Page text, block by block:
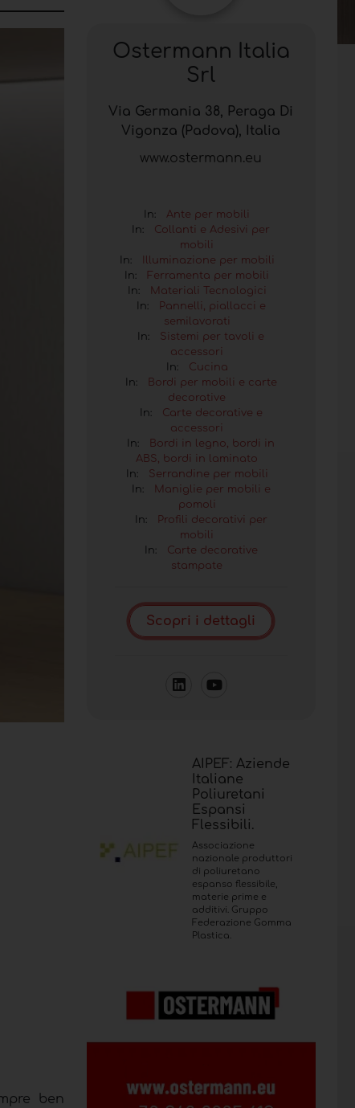
ben
Ostermann Italia
Srl
Via Germania 38, Peraga Di
Vigonza (Padova), Italia
www.ostermann.eu
In: Ante per mobili
In: Collanti e Adesivi per
mobili
In:
Illuminazione per mobili
In:
Ferramenta per mobili
In:
Materiali Tecnologici
In:
Pannelli, piallacci e
semilavorati
In: Sistemi per tavoli e
accessori
In:
Cucina
In:
Bordi per mobili e carte
decorative
In:
Carte decorative e
accessori
In:
Bordi in legno, bordi in
ABS, bordi in laminato
In:
Serrandine per mobili
In:
Maniglie per mobili e
pomoli
In:
Profili decorativi per
mobili
In:
Carte decorative
stampate
Scopri i dettagli
AIPEF: Aziende
Italiane
Poliuretani
Espansi
Flessibili.
Associazione
nazionale produttori
di poliuretano
espanso flessibile,
materie prime e
additivi. Gruppo
Federazione Gomma
Plastica.